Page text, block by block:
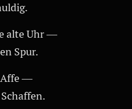
alte Uhr —
Spur.
Affe —